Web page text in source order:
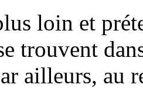
loin et
trouvent
ailleurs, au